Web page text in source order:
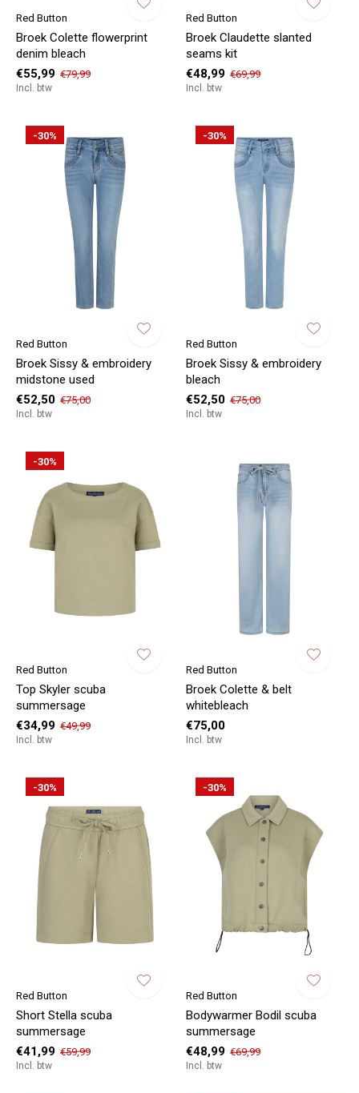
Red Button
Broek Colette flowerprint
denim bleach
€55,99 €79,99
Incl. btw
Red Button
Broek Claudette slanted
seams kit
€48,99 €69,99
Incl. btw
-30%
Red Button
Broek Sissy & embroidery
midstone used
€52,50 €75,00
Incl. btw
-30%
Red Button
Broek Sissy & embroidery
bleach
€52,50 €75,00
Incl. btw
-30%
Red Button
Top Skyler scuba
summersage
€34,99 €49,99
Incl. btw
Red Button
Broek Colette & belt
whitebleach
€75,00
Incl. btw
-30%
Red Button
Short Stella scuba
summersage
€41,99 €59,99
Incl. btw
-30%
Red Button
Bodywarmer Bodil scuba
summersage
€48,99 €69,99
Incl. btw